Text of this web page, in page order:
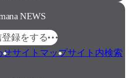
NEWS
録をする
せサイトマップサイト内検索